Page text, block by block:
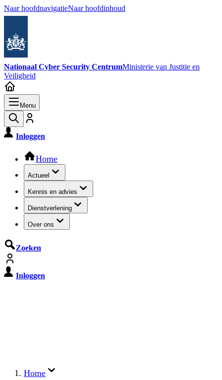
Naar hoofdnavigatieNaar hoofdinhoud
Nationaal Cyber Security CentrumMinisterie van Justitie en
Veiligheid
Menu
Inloggen
Hoofdnavigatie
Home
Actueel
Kennis en advies
Dienstverlening
Over ons
Zoeken
Inloggen
Home